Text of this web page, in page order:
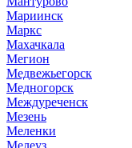
Мариинск
Маркс
Махачкала
Мегион
Медвежьегорск
Медногорск
Междуреченск
Мезень
Меленки
Мелеуз